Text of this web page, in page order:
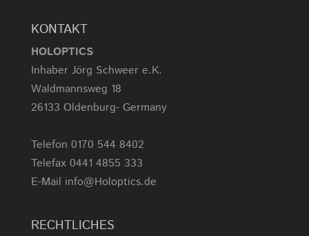
KONTAKT
HOLOPTICS
Inhaber Jörg Schweer e.K.
Waldmannsweg 18
26133 Oldenburg- Germany
Telefon 0170 544 8402
Telefax 0441 4855 333
E-Mail info@Holoptics.de
RECHTLICHES